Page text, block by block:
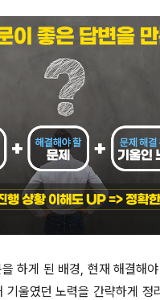
하게 된 배경, 현재 해결해
기울였던 노력을 간략하게 정